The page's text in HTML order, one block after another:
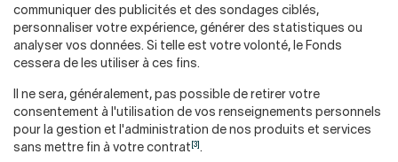
communiquer des publicités et des sondages ciblés,
personnaliser votre expérience, générer des statistiques ou
analyser vos données. Si telle est votre volonté, le Fonds
cessera de les utiliser à ces fins.
Il ne sera, généralement, pas possible de retirer votre
consentement à l'utilisation de vos renseignements personnels
pour la gestion et l'administration de nos produits et services
sans mettre fin à votre contrat [3] .